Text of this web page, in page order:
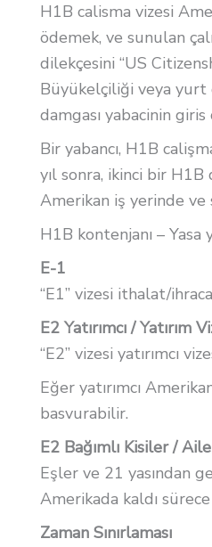
H1B calisma vizesi
ödemek, ve sunulan
dilekçesini “US
Büyükelçiliği veya yurt
damgası yabacinin
Bir yabancı, H1B
yıl sonra, ikinci bir
Amerikan iş yerinde ve
H1B kontenjanı – Yasa
E-1
“E1” vizesi ithalat/
E2 Yatırımcı / Yatırım
“E2” vizesi yatırımcı
Eğer yatırımcı
basvurabilir.
E2 Bağımlı Kisiler /
Eşler ve 21 yasından
Amerikada kaldı
Zaman Sınırlaması